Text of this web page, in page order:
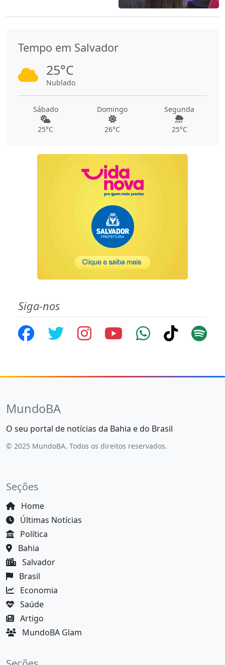
Tempo em Salvador
25°C
Nublado
Sábado
25°C
Domingo
26°C
Segunda
25°C
Siga-nos
MundoBA
O seu portal de notícias da Bahia e do Brasil
© 2025 MundoBA. Todos os direitos reservados.
Seções
Home
Últimas Notícias
Política
Bahia
Salvador
Brasil
Economia
Saúde
Artigo
MundoBA Glam